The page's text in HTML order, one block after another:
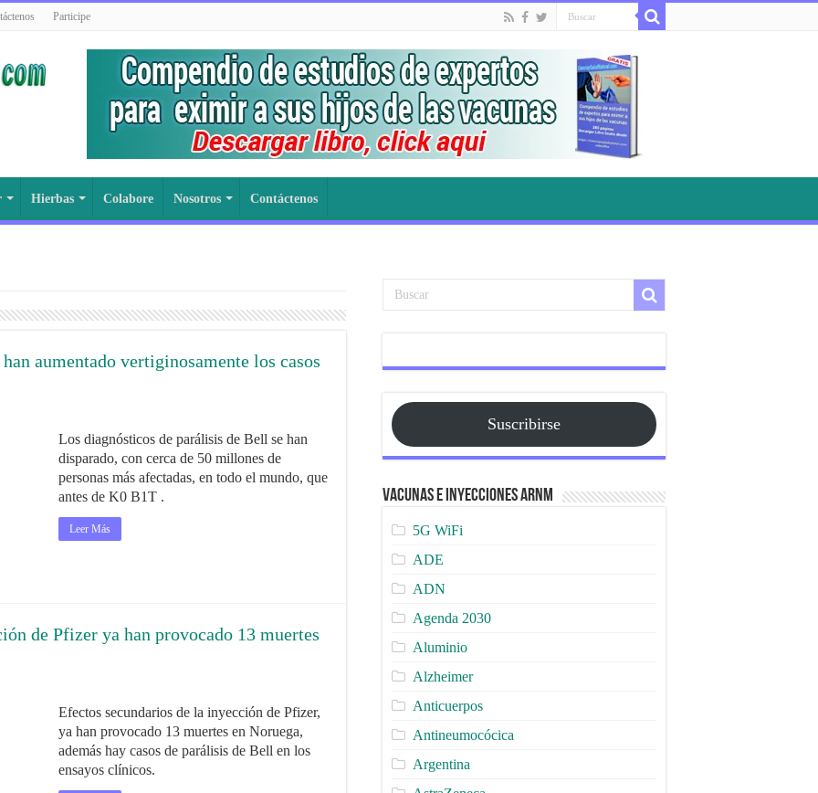
Participe
Hierbas Colabore Nosotros Contáctenos
aumentado vertiginosamente los casos
Los diagnósticos de parálisis de Bell se han
disparado, con cerca de 50 millones de
personas más afectadas, en todo el mundo, que
antes de K0 B1T .
Leer Más
de Pfizer ya han provocado 13 muertes
Efectos secundarios de la inyección de Pfizer,
ya han provocado 13 muertes en Noruega,
además hay casos de parálisis de Bell en los
ensayos clínicos.
Suscribirse
Vacunas e Inyecciones ARNm
5G WiFi
ADE
ADN
Agenda 2030
Aluminio
Alzheimer
Anticuerpos
Antineumocócica
Argentina